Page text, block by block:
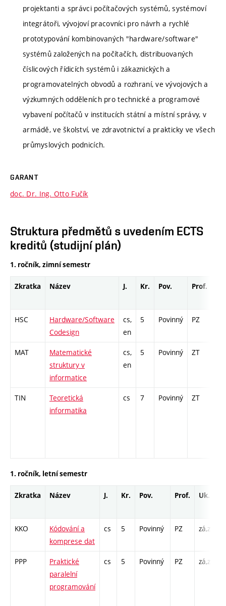
projektanti a správci počítačových systémů, systémoví
integrátoři, vývojoví pracovníci pro návrh a rychlé
prototypování kombinovaných "hardware/software"
systémů založených na počítačích, distribuovaných
číslicových řídicích systémů i zákaznických a
programovatelných obvodů a rozhraní, ve vývojových a
výzkumných odděleních pro technické a programové
vybavení počítačů v institucích státní a místní správy, v
armádě, ve školství, ve zdravotnictví a prakticky ve všech
průmyslových podnicích.
GARANT
doc. Dr. Ing. Otto Fučík
Struktura předmětů s uvedením ECTS
kreditů (studijní plán)
1. ročník, zimní semestr
Zkratka Název J. Kr. Pov. Prof.
HSC
Hardware/Software
Codesign
cs,
en
5 Povinný PZ
MAT
Matematické
struktury v
informatice
cs,
en
5 Povinný ZT
TIN
Teoretická
informatika
cs 7 Povinný ZT
1. ročník, letní semestr
Zkratka Název J. Kr. Pov. Prof. Uk.
KKO
Kódování a
komprese dat
cs 5 Povinný PZ zá,zk
PPP
Praktické
paralelní
programování
cs 5 Povinný PZ zá,zk